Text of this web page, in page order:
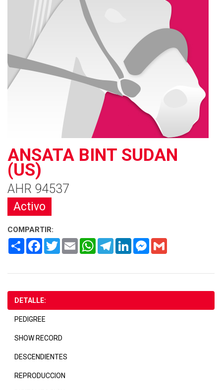
ANSATA BINT SUDAN
(US)
AHR 94537
Activo
COMPARTIR:
Share FacebookTwitterEmail WhatsAppTelegramLinkedInMessenger
DETALLE:
PEDIGREE
SHOW RECORD
DESCENDIENTES
REPRODUCCION